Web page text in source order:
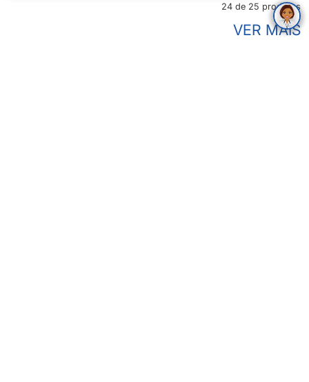
24 de 25 produtos
VER MAIS